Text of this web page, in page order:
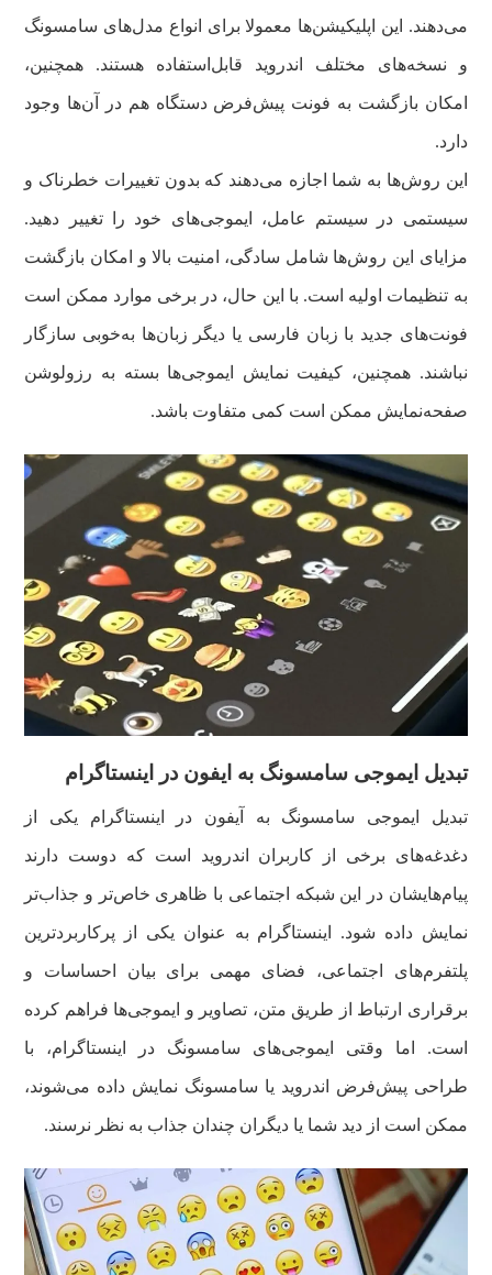
می‌دهند. این اپلیکیشن‌ها معمولا برای انواع مدل‌های سامسونگ
و نسخه‌های مختلف اندروید قابل‌استفاده هستند. همچنین،
امکان بازگشت به فونت پیش‌فرض دستگاه هم در آن‌ها وجود
دارد.
این روش‌ها به شما اجازه می‌دهند که بدون تغییرات خطرناک و
سیستمی در سیستم‌ عامل، ایموجی‌های خود را تغییر دهید.
مزایای این روش‌ها شامل سادگی، امنیت بالا و امکان بازگشت
به تنظیمات اولیه است. با این حال، در برخی موارد ممکن است
فونت‌های جدید با زبان فارسی یا دیگر زبان‌ها به‌خوبی سازگار
نباشند. همچنین، کیفیت نمایش ایموجی‌ها بسته به رزولوشن
صفحه‌نمایش ممکن است کمی متفاوت باشد.
تبدیل ایموجی سامسونگ به ایفون در اینستاگرام
تبدیل ایموجی سامسونگ به آیفون در اینستاگرام یکی از
دغدغه‌های برخی از کاربران اندروید است که دوست دارند
پیام‌هایشان در این شبکه اجتماعی با ظاهری خاص‌تر و جذاب‌تر
نمایش داده شود. اینستاگرام به عنوان یکی از پرکاربردترین
پلتفرم‌های اجتماعی، فضای مهمی برای بیان احساسات و
برقراری ارتباط از طریق متن، تصاویر و ایموجی‌ها فراهم کرده
است. اما وقتی ایموجی‌های سامسونگ در اینستاگرام، با
طراحی پیش‌فرض اندروید یا سامسونگ نمایش داده می‌شوند،
ممکن است از دید شما یا دیگران چندان جذاب به نظر نرسند.